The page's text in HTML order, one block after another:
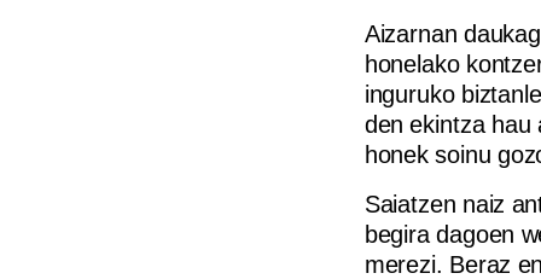
Aizarnan
honelako
inguruko
den ekintza hau
honek soinu
Saiatzen naiz
begira dagoen
merezi. Beraz